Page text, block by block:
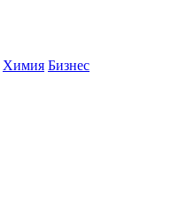
Химия Бизнес